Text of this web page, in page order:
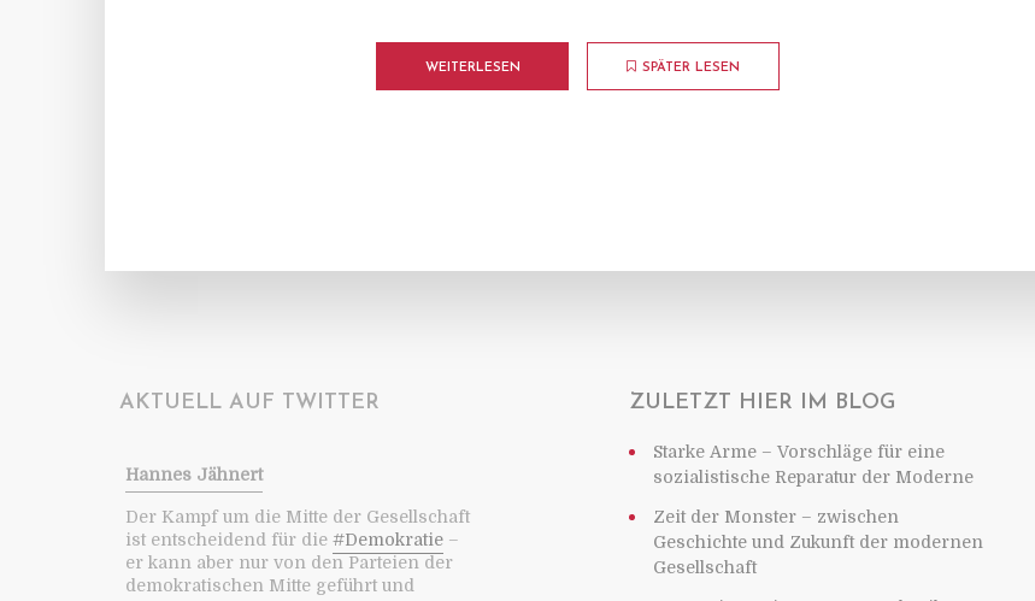
WEITERLESEN SPÄTER LESEN
AKTUELL AUF TWITTER
Hannes Jähnert
Der Kampf um die Mitte der Gesellschaft
ist entscheidend für die #Demokratie–
er kann aber nur von den Parteien der
demokratischen Mitte geführt und
ZULETZT HIER IM BLOG
Starke Arme – Vorschläge für eine
sozialistische Reparatur der Moderne
Zeit der Monster – zwischen
Geschichte und Zukunft der modernen
Gesellschaft